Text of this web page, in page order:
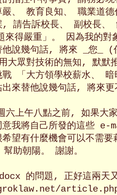
嚴、 教育良知、 職業
, 請告訴校長、 副校長
來得嚴重」。 因為我的
他說幾句話, 將來 _您_
大眾對技術的無知, 默
戰 「大方領學校薪水、
出來替他說幾句話, 將來更
上午八點之前, 如果大
意我將自己所發的這些
望有什麼機會可以不需
助朝陽。 謝謝。
的問題, 正好這兩天